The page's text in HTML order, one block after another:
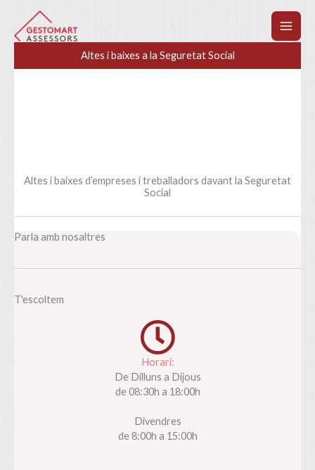
contingut
Altes i baixes a la Seguretat Social
Altes i baixes d’empreses i treballadors davant la Seguretat
Social
Parla amb nosaltres
T'escoltem
Horari:
De Dilluns a Dijous
de 08:30h a 18:00h
Divendres
de 8:00h a 15:00h